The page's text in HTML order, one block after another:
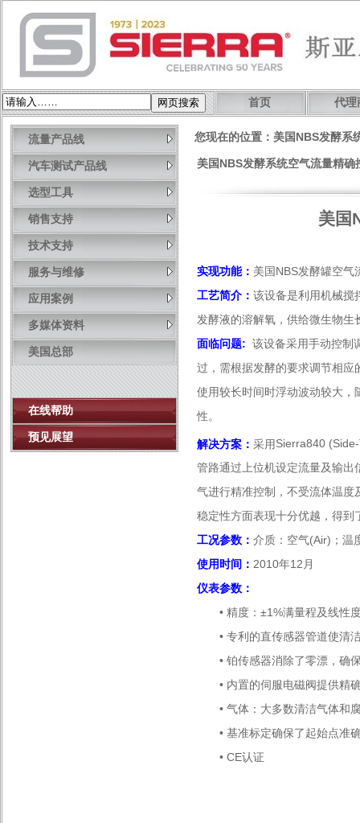
首页 代理
流量产品线
汽车测试产品线
选型工具
销售支持
技术支持
服务与维修
应用案例
多媒体资料
美国总部
在线帮助
预见展望
您现在的位置：美国NBS发酵系
美国NBS发酵系统空气流量精
美国
实现功能： 美国NBS发酵罐空气
工艺简介： 该设备是利用机械搅
发酵液的溶解氧，供给微生物生
面临问题: 该设备采用手动控制
过，需根据发酵的要求调节相
使用较长时间时浮动波动较大
性。
解决方案： 采用Sierra840
管路通过上位机设定流量及输
气进行精准控制，不受流体温
稳定性方面表现十分优越，得到
工况参数： 介质： 空气(Air) ； 温
使用时间： 2010年12月
仪表参数：
• 精度：±1%满量程及线性
• 专利的直传感器管道使清
• 铂传感器消除了零漂，确
• 内置的伺服电磁阀提供精
• 气体：大多数清洁气体和
• 基准标定确保了起始点准
• CE认证